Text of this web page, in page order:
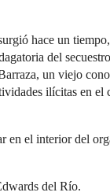
hace un
del
un viejo
ilícitas en el
en el interior del
del Río.